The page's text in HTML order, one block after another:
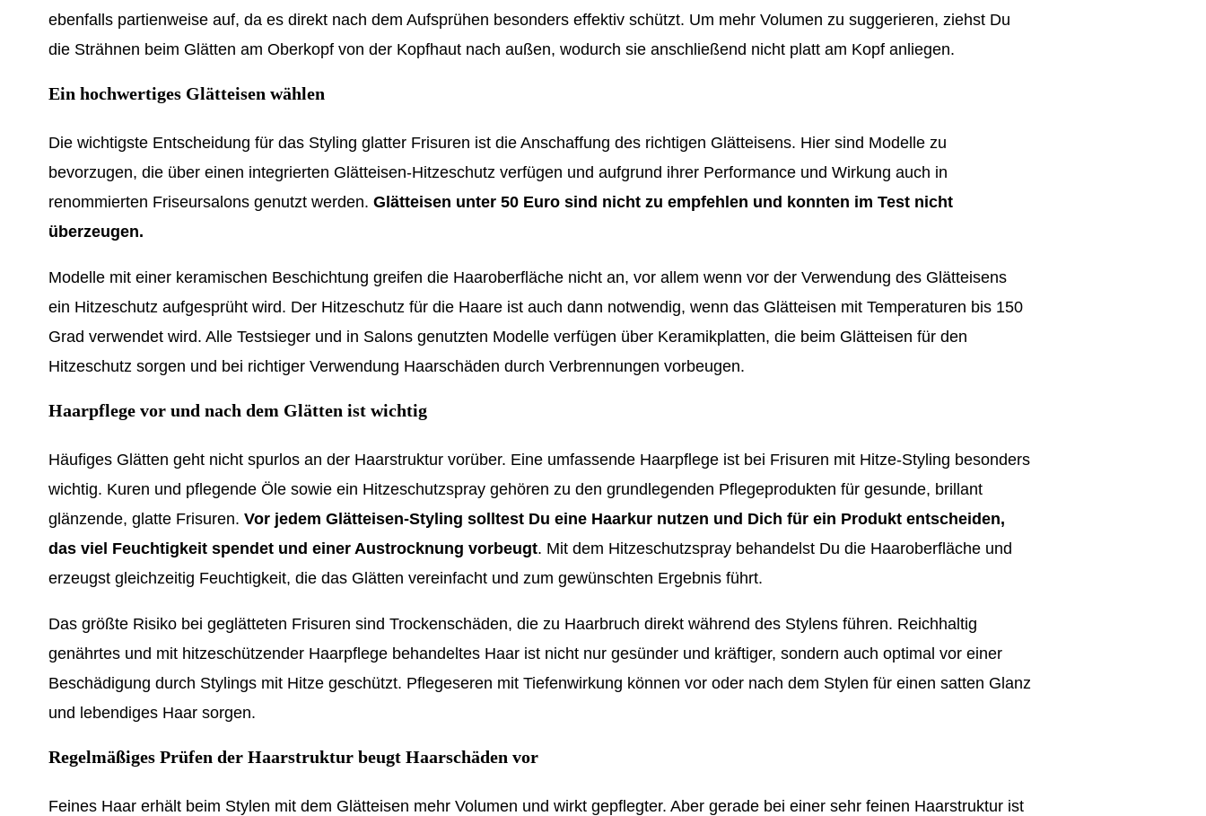
ebenfalls partienweise auf, da es direkt nach dem Aufsprühen besonders effektiv schützt. Um mehr Volumen zu suggerieren, ziehst Du
die Strähnen beim Glätten am Oberkopf von der Kopfhaut nach außen, wodurch sie anschließend nicht platt am Kopf anliegen.
Ein hochwertiges Glätteisen wählen
Die wichtigste Entscheidung für das Styling glatter Frisuren ist die Anschaffung des richtigen Glätteisens. Hier sind Modelle zu
bevorzugen, die über einen integrierten Glätteisen-Hitzeschutz verfügen und aufgrund ihrer Performance und Wirkung auch in
renommierten Friseursalons genutzt werden. Glätteisen unter 50 Euro sind nicht zu empfehlen und konnten im Test nicht
überzeugen.
Modelle mit einer keramischen Beschichtung greifen die Haaroberfläche nicht an, vor allem wenn vor der Verwendung des Glätteisens
ein Hitzeschutz aufgesprüht wird. Der Hitzeschutz für die Haare ist auch dann notwendig, wenn das Glätteisen mit Temperaturen bis 150
Grad verwendet wird. Alle Testsieger und in Salons genutzten Modelle verfügen über Keramikplatten, die beim Glätteisen für den
Hitzeschutz sorgen und bei richtiger Verwendung Haarschäden durch Verbrennungen vorbeugen.
Haarpflege vor und nach dem Glätten ist wichtig
Häufiges Glätten geht nicht spurlos an der Haarstruktur vorüber. Eine umfassende Haarpflege ist bei Frisuren mit Hitze-Styling besonders
wichtig. Kuren und pflegende Öle sowie ein Hitzeschutzspray gehören zu den grundlegenden Pflegeprodukten für gesunde, brillant
glänzende, glatte Frisuren. Vor jedem Glätteisen-Styling solltest Du eine Haarkur nutzen und Dich für ein Produkt entscheiden,
das viel Feuchtigkeit spendet und einer Austrocknung vorbeugt. Mit dem Hitzeschutzspray behandelst Du die Haaroberfläche und
erzeugst gleichzeitig Feuchtigkeit, die das Glätten vereinfacht und zum gewünschten Ergebnis führt.
Das größte Risiko bei geglätteten Frisuren sind Trockenschäden, die zu Haarbruch direkt während des Stylens führen. Reichhaltig
genährtes und mit hitzeschützender Haarpflege behandeltes Haar ist nicht nur gesünder und kräftiger, sondern auch optimal vor einer
Beschädigung durch Stylings mit Hitze geschützt. Pflegeseren mit Tiefenwirkung können vor oder nach dem Stylen für einen satten Glanz
und lebendiges Haar sorgen.
Regelmäßiges Prüfen der Haarstruktur beugt Haarschäden vor
Feines Haar erhält beim Stylen mit dem Glätteisen mehr Volumen und wirkt gepflegter. Aber gerade bei einer sehr feinen Haarstruktur ist